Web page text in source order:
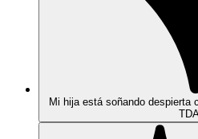
Mi hija está soñando despierta